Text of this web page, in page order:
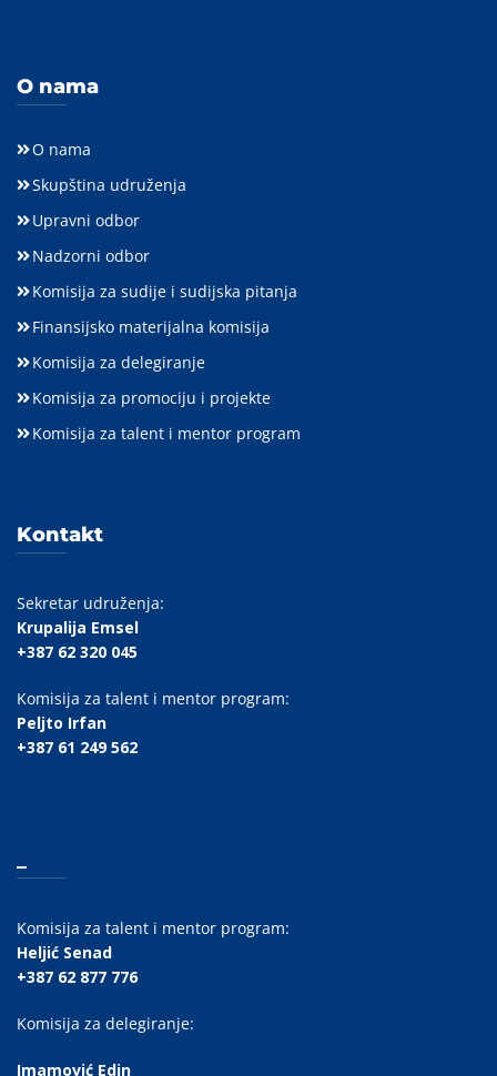
O nama
O nama
Skupština udruženja
Upravni odbor
Nadzorni odbor
Komisija za sudije i sudijska pitanja
Finansijsko materijalna komisija
Komisija za delegiranje
Komisija za promociju i projekte
Komisija za talent i mentor program
Kontakt
Sekretar udruženja:
Krupalija Emsel
+387 62 320 045
Komisija za talent i mentor program:
Peljto Irfan
+387 61 249 562
Komisija za talent i mentor program:
Heljić Senad
+387 62 877 776
Komisija za delegiranje:
Imamović Edin